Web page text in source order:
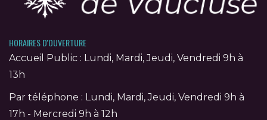
HORAIRES D'OUVERTURE
Accueil Public : Lundi, Mardi, Jeudi, Vendredi 9h à
13h
Par téléphone : Lundi, Mardi, Jeudi, Vendredi 9h à
17h - Mercredi 9h à 12h